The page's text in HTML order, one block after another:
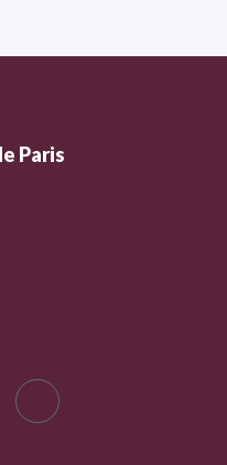
Paris